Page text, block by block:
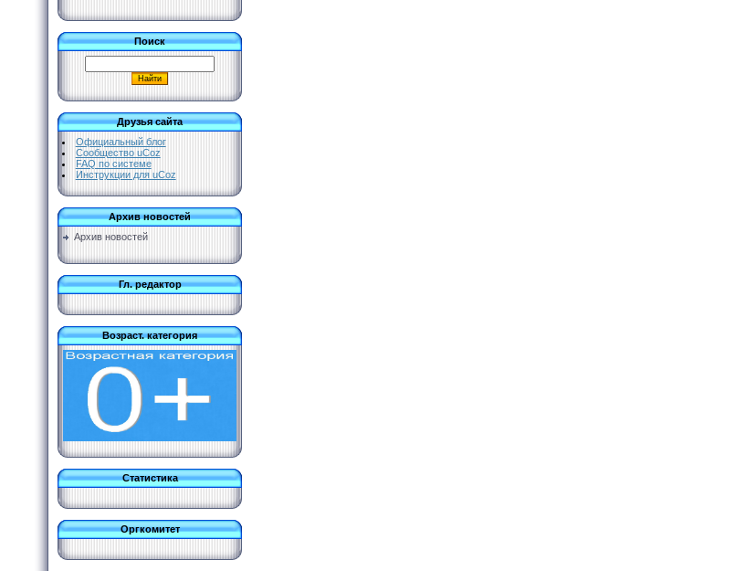
Поиск
Друзья сайта
Официальный блог
Сообщество uCoz
FAQ по системе
Инструкции для uCoz
Архив новостей
Архив новостей
Гл. редактор
Возраст. категория
Статистика
Оргкомитет